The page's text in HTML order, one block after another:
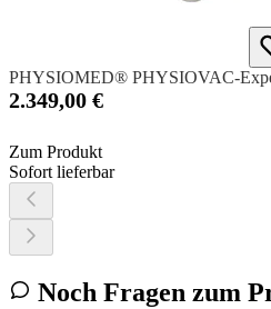
PHYSIOMED® PHYSIOVAC-
2.349,00 €
Zum Produkt
Sofort lieferbar
Noch Fragen zum